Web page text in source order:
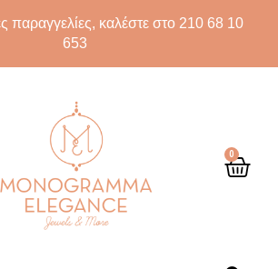
παραγγελίες, καλέστε στο 210 68 10
653
0